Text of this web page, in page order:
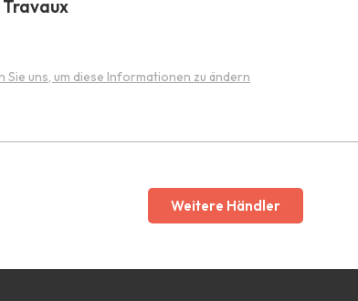
Sie uns, um diese Informationen zu ändern
Weitere Händler